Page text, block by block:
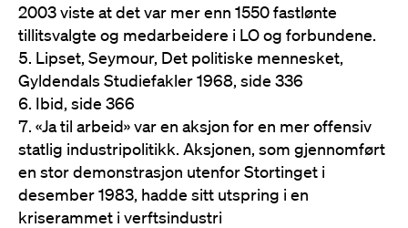
2003 viste at det var mer enn 1550 fastlønte
tillitsvalgte og medarbeidere i LO og forbundene.
Lipset, Seymour, Det politiske mennesket,
Gyldendals Studiefakler 1968, side 336
Ibid, side 366
«Ja til arbeid» var en aksjon for en mer offensiv
statlig industripolitikk. Aksjonen, som gjennomført
en stor demonstrasjon utenfor Stortinget i
desember 1983, hadde sitt utspring i en
kriserammet i verftsindustri